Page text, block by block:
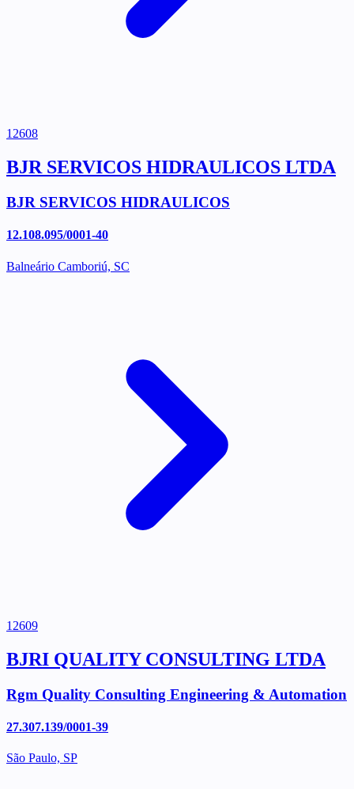
12608
BJR SERVICOS HIDRAULICOS LTDA
BJR SERVICOS HIDRAULICOS
12.108.095/0001-40
Balneário Camboriú, SC
12609
BJRI QUALITY CONSULTING LTDA
Rgm Quality Consulting Engineering & Automation
27.307.139/0001-39
São Paulo, SP